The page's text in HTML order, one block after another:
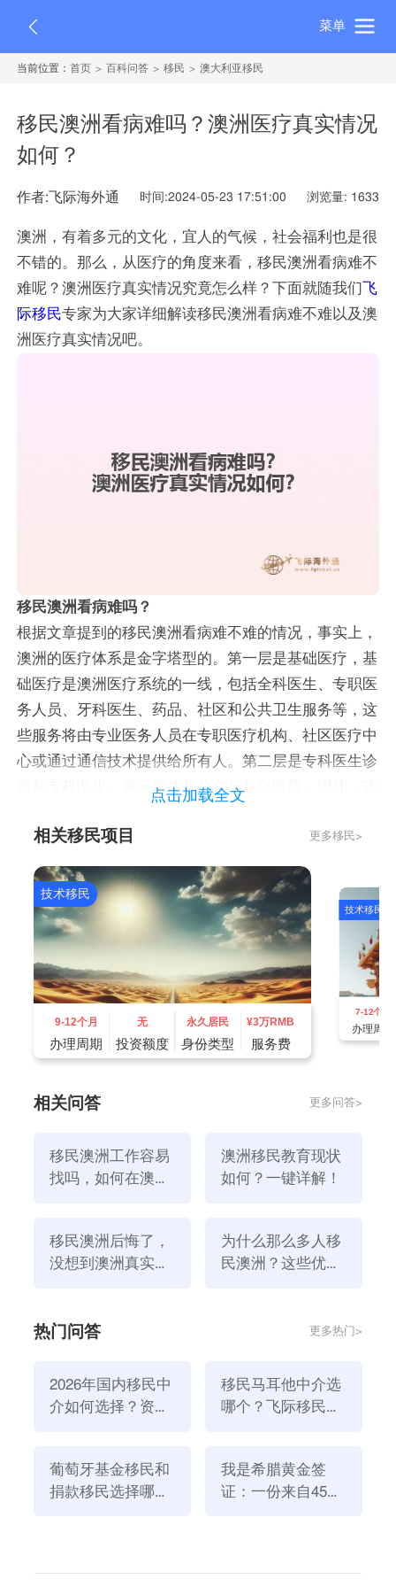
菜单
当前位置：首页 百科问答 移民 澳大利亚移民
移民澳洲看病难吗？澳洲医疗真实情况
如何？
作者:飞际海外通 时间:2024-05-23 17:51:00 浏览量: 1633
澳洲，有着多元的文化，宜人的气候，社会福利也是很
不错的。那么，从医疗的角度来看，移民澳洲看病难不
难呢？澳洲医疗真实情况究竟怎么样？下面就随我们
飞
际移民专家为大家详细解读移民澳洲看病难不难以及澳
洲医疗真实情况吧。
移民澳洲看病难吗？
根据文章提到的移民澳洲看病难不难的情况，事实上，
澳洲的医疗体系是金字塔型的。第一层是基础医疗，基
础医疗是澳洲医疗系统的一线，包括全科医生、专职医
务人员、牙科医生、药品、社区和公共卫生服务等，这
些服务将由专业医务人员在专职医疗机构、社区医疗中
心或通过通信技术提供给所有人。第二层是专科医生诊
所和专科医生。第三层才是公立与私立医院。因此，这
澳洲人很快就能享受到新增29家紧急护理诊所提供的免
澳洲卫生部长表示，现有的58家紧急护理诊所给需要立
即就医的患者带来了好消息，同时也为忙碌的医院急诊
而且，目前投资了2.27亿澳元建设29家新诊所将在更多
地方提供更多的医疗服务。澳洲政府还将为乡镇、农村
地进入诊所接受紧急治疗。
用还包括:医疗保险补贴4910万澳元，用于改善女性妇
科长期门诊预约。从7月1日起，女性可以根据医疗保险
复杂妇科疾病的妇女提供约43万次门诊咨询。
根据澳洲统计局的最新数据，2021年澳洲的死亡人数
点击加载全文
相关移民项目 更多移民>
技术移民
9-12个月
办理周期
无
投资额度
永久居民
身份类型
¥3万RMB
服务费
技术移民
7-12个月
办理周期
相关问答 更多问答>
移民澳洲工作容易
找吗，如何在澳洲
澳洲移民教育现状
如何？一键详解！
移民澳洲后悔了，
没想到澳洲真实生
为什么那么多人移
民澳洲？这些优势
热门问答 更多热门>
2026年国内移民中
介如何选择？资
移民马耳他中介选
哪个？飞际移民是
葡萄牙基金移民和
捐款移民选择哪个
我是希腊黄金签
证：一份来自45亿